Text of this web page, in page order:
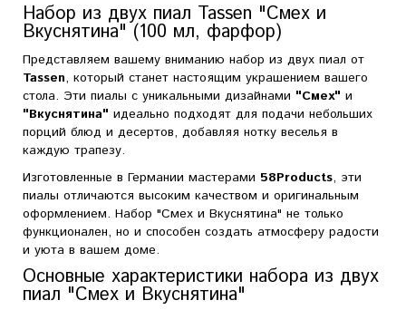
Набор из двух пиал Tassen "Смех и
Вкуснятина" (100 мл, фарфор)
Представляем вашему вниманию набор из двух пиал от
Tassen, который станет настоящим украшением вашего
стола. Эти пиалы с уникальными дизайнами "Смех" и
"Вкуснятина" идеально подходят для подачи небольших
порций блюд и десертов, добавляя нотку веселья в
каждую трапезу.
Изготовленные в Германии мастерами 58Products, эти
пиалы отличаются высоким качеством и оригинальным
оформлением. Набор "Смех и Вкуснятина" не только
функционален, но и способен создать атмосферу радости
и уюта в вашем доме.
Основные характеристики набора из двух
пиал "Смех и Вкуснятина"